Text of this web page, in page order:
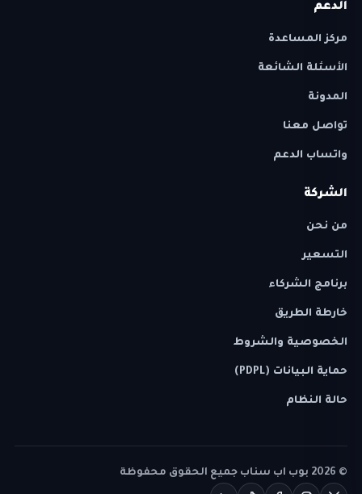
الدعم
مركز المساعدة
الأسئلة الشائعة
المدونة
تواصل معنا
واتساب الدعم
الشركة
من نحن
التسعير
برنامج الشركاء
خارطة الطريق
الخصوصية والشروط
حماية البيانات (PDPL)
حالة النظام
©
2026 بوب اب سناب جميع الحقوق محفوظة